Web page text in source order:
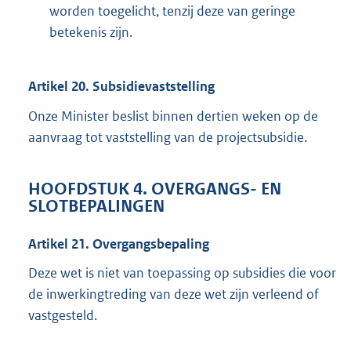
worden toegelicht, tenzij deze van geringe
betekenis zijn.
Artikel 20. Subsidievaststelling
Onze Minister beslist binnen dertien weken op de
aanvraag tot vaststelling van de projectsubsidie.
HOOFDSTUK 4. OVERGANGS- EN
SLOTBEPALINGEN
Artikel 21. Overgangsbepaling
Deze wet is niet van toepassing op subsidies die voor
de inwerkingtreding van deze wet zijn verleend of
vastgesteld.